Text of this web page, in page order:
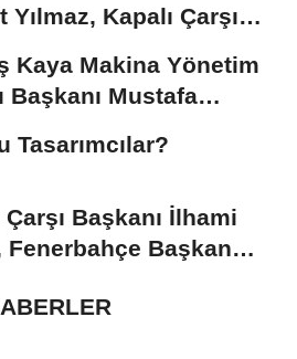
Yılmaz, Kapalı Çarşı
Kaya Makina Yönetim
Başkanı Mustafa
Tasarımcılar?
Çarşı Başkanı İlhami
Fenerbahçe Başkan